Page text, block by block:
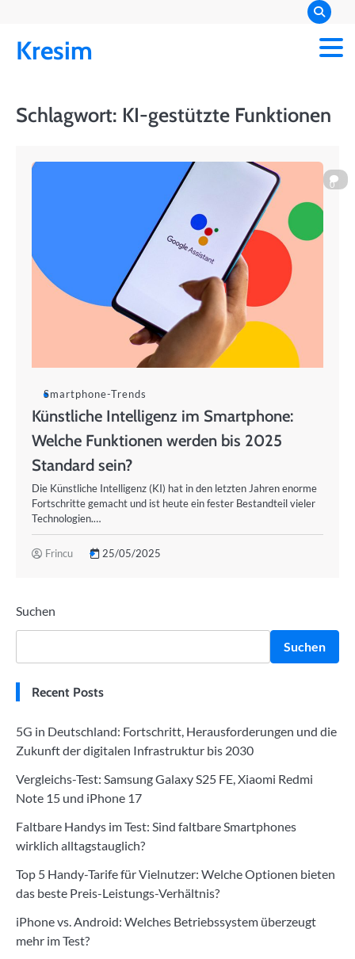
content
Kresim
Schlagwort: KI-gestützte Funktionen
0
Smartphone-Trends
Künstliche Intelligenz im Smartphone:
Welche Funktionen werden bis 2025
Standard sein?
Die Künstliche Intelligenz (KI) hat in den letzten Jahren enorme
Fortschritte gemacht und ist heute ein fester Bestandteil vieler
Technologien.…
Frincu 25/05/2025
Suchen
Suchen
Recent Posts
5G in Deutschland: Fortschritt, Herausforderungen und die
Zukunft der digitalen Infrastruktur bis 2030
Vergleichs-Test: Samsung Galaxy S25 FE, Xiaomi Redmi
Note 15 und iPhone 17
Faltbare Handys im Test: Sind faltbare Smartphones
wirklich alltagstauglich?
Top 5 Handy-Tarife für Vielnutzer: Welche Optionen bieten
das beste Preis-Leistungs-Verhältnis?
iPhone vs. Android: Welches Betriebssystem überzeugt
mehr im Test?